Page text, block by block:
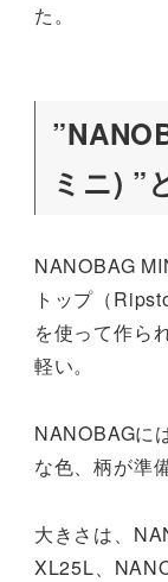
た。
ミニ) ”
NANOBAG
トップ（
を使って作ら
軽い。
NANOBAGに
な色、柄が準
大きさは、
XL25L、